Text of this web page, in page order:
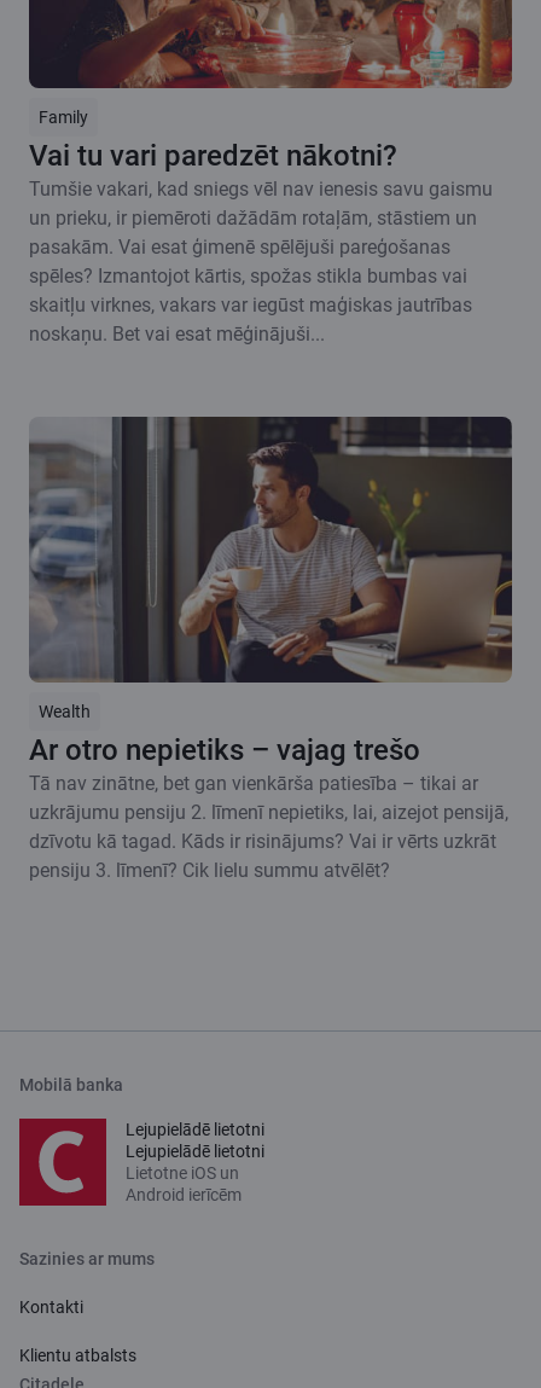
Family
Vai tu vari paredzēt nākotni?
Tumšie vakari, kad sniegs vēl nav ienesis savu gaismu
un prieku, ir piemēroti dažādām rotaļām, stāstiem un
pasakām. Vai esat ģimenē spēlējuši pareģošanas
spēles? Izmantojot kārtis, spožas stikla bumbas vai
skaitļu virknes, vakars var iegūst maģiskas jautrības
noskaņu. Bet vai esat mēģinājuši...
Wealth
Ar otro nepietiks – vajag trešo
Tā nav zinātne, bet gan vienkārša patiesība – tikai ar
uzkrājumu pensiju 2. līmenī nepietiks, lai, aizejot pensijā,
dzīvotu kā tagad. Kāds ir risinājums? Vai ir vērts uzkrāt
pensiju 3. līmenī? Cik lielu summu atvēlēt?
Mobilā banka
Lejupielādē lietotni
Lejupielādē lietotni
Lietotne iOS un
Android ierīcēm
Sazinies ar mums
Kontakti
Klientu atbalsts